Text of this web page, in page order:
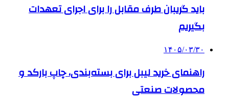
باید گریبان طرف مقابل را برای اجرای تعهدات
بگیریم
۱۴۰۵/۰۳/۳۰
راهنمای خرید لیبل برای بسته‌بندی، چاپ بارکد و
محصولات صنعتی